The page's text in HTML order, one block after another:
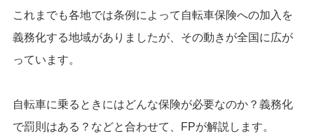
これまでも各地では条例によって自転車保険への加入を
義務化する地域がありましたが、その動きが全国に広が
っています。
自転車に乗るときにはどんな保険が必要なのか？義務化
で罰則はある？などと合わせて、FPが解説します。